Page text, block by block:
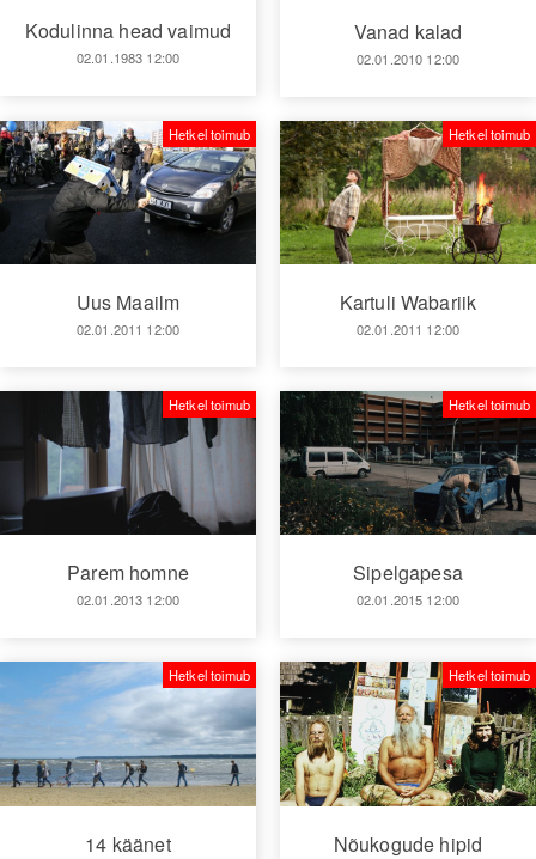
Kodulinna head vaimud
02.01.1983 12:00
Vanad kalad
02.01.2010 12:00
Uus Maailm
02.01.2011 12:00
Hetkel toimub
Kartuli Wabariik
02.01.2011 12:00
Hetkel toimub
Parem homne
02.01.2013 12:00
Hetkel toimub
Sipelgapesa
02.01.2015 12:00
Hetkel toimub
14 käänet
Hetkel toimub
Nõukogude hipid
Hetkel toimub